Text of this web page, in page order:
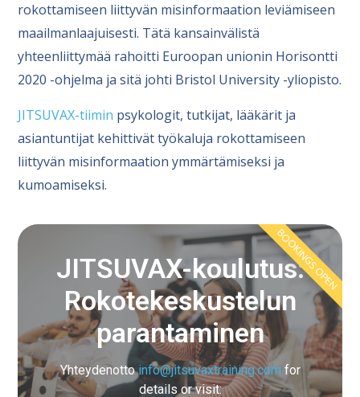
rokottamiseen liittyvän misinformaation leviämiseen
maailmanlaajuisesti. Tätä kansainvälistä
yhteenliittymää rahoitti Euroopan unionin Horisontti
2020 -ohjelma ja sitä johti Bristol University -yliopisto.
JITSUVAX-tiimin psykologit, tutkijat, lääkärit ja
asiantuntijat kehittivät työkaluja rokottamiseen
liittyvän misinformaation ymmärtämiseksi ja
kumoamiseksi.
JITSUVAX-koulutus:
Rokotekeskustelun
parantaminen
Yhteydenottoinfo@jitsuvaxtraining.com for
details or visit:
BOOKINGS OPEN